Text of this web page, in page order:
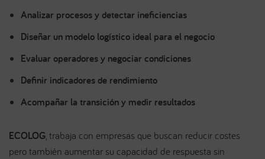
Analizar procesos y detectar ineficiencias
Diseñar un modelo logístico ideal para el negocio
Evaluar operadores y negociar condiciones
Definir indicadores de rendimiento
Acompañar la transición y medir resultados
ECOLOG, trabaja con empresas que buscan reducir costes
pero también aumentar su capacidad de respuesta sin